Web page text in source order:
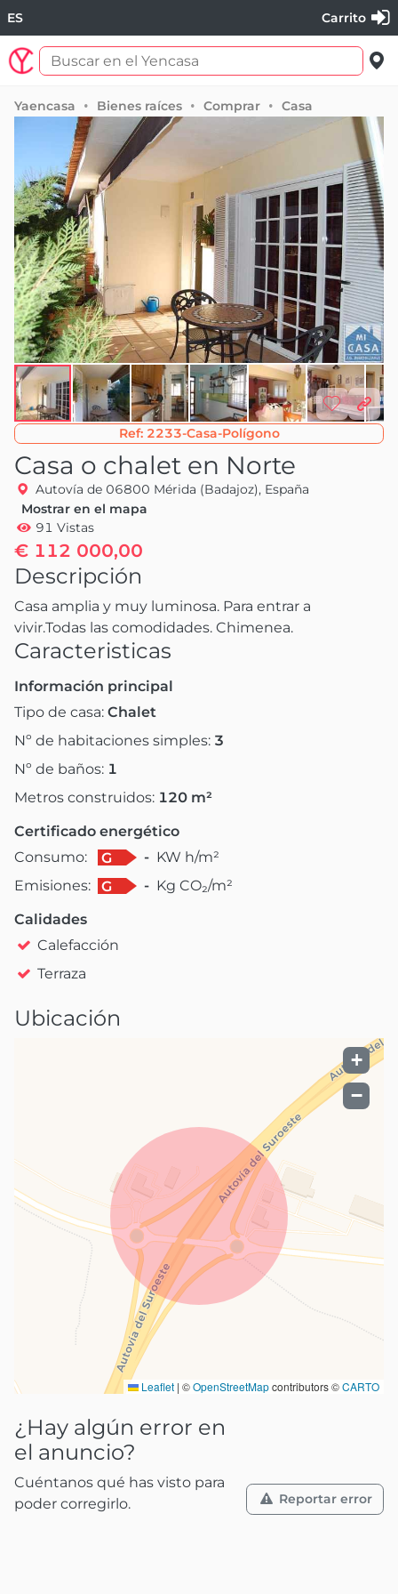
ES Carrito
Yaencasa Bienes raíces Comprar Casa
Ref: 2233-Casa-Polígono
Casa o chalet en Norte
Autovía de 06800 Mérida (Badajoz), España
Mostrar en el mapa
91 Vistas
€ 112 000,00
Descripción
Casa amplia y muy luminosa. Para entrar a
vivir.Todas las comodidades. Chimenea.
Caracteristicas
Información principal
Tipo de casa: Chalet
Nº de habitaciones simples: 3
Nº de baños: 1
Metros construidos: 120 m²
Certificado energético
Consumo:
G - KW h/m²
Emisiones:
G - Kg CO₂/m²
Calidades
Calefacción
Terraza
Ubicación
+
−
Leaflet | ©OpenStreetMapcontributors ©CARTO
¿Hay algún error en
el anuncio?
Cuéntanos qué has visto para
poder corregirlo.
Reportar error